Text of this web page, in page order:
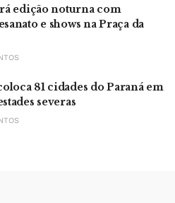
edição noturna com
e shows na Praça da
81 cidades do Paraná em
severas